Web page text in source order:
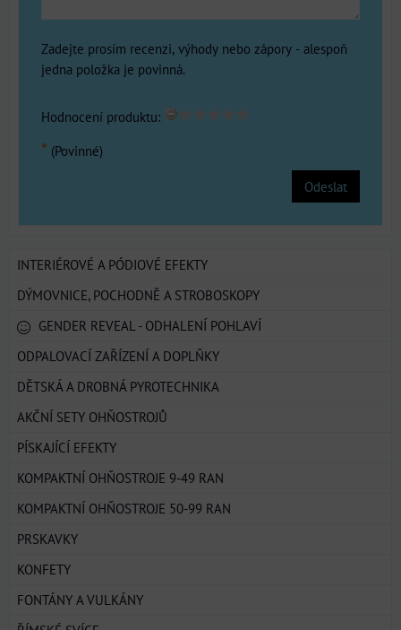
Zadejte prosím recenzi, výhody nebo zápory - alespoň
jedna položka je povinná.
Hodnocení produktu:
* (Povinné)
Odeslat
INTERIÉROVÉ A PÓDIOVÉ EFEKTY
DÝMOVNICE, POCHODNĚ A STROBOSKOPY
GENDER REVEAL - ODHALENÍ POHLAVÍ
ODPALOVACÍ ZAŘÍZENÍ A DOPLŇKY
DĚTSKÁ A DROBNÁ PYROTECHNIKA
AKČNÍ SETY OHŇOSTROJŮ
PÍSKAJÍCÍ EFEKTY
KOMPAKTNÍ OHŇOSTROJE 9-49 RAN
KOMPAKTNÍ OHŇOSTROJE 50-99 RAN
PRSKAVKY
KONFETY
FONTÁNY A VULKÁNY